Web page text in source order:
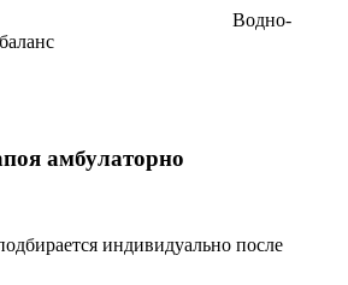
Водно-
амбулаторно
индивидуально после